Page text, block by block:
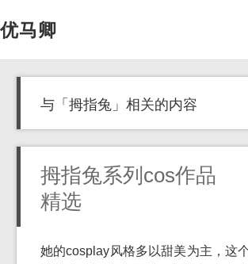
优马卿
与「拇指兔」相关的内容
拇指兔系列cos作品
精选
她的cosplay风格多以甜美为主，这